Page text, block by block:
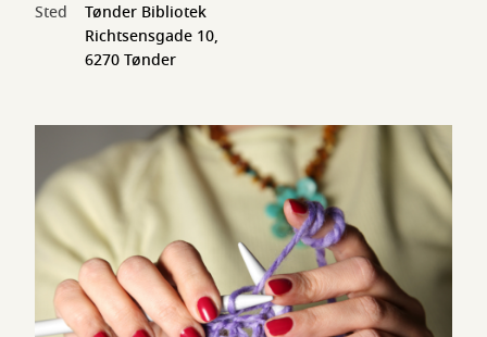
Sted
Tønder Bibliotek
Richtsensgade 10,
6270 Tønder